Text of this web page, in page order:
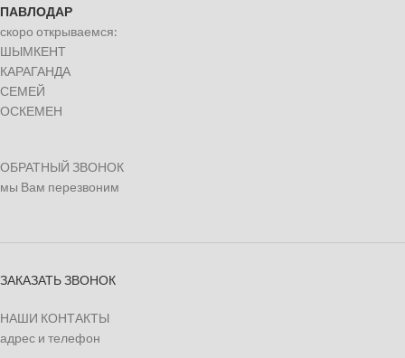
ПАВЛОДАР
скоро открываемся:
ШЫМКЕНТ
КАРАГАНДА
СЕМЕЙ
ОСКЕМЕН
ОБРАТНЫЙ ЗВОНОК
мы Вам перезвоним
ЗАКАЗАТЬ ЗВОНОК
НАШИ КОНТАКТЫ
адрес и телефон